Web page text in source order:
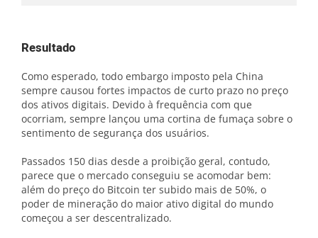
Resultado
Como esperado, todo embargo imposto pela China
sempre causou fortes impactos de curto prazo no preço
dos ativos digitais. Devido à frequência com que
ocorriam, sempre lançou uma cortina de fumaça sobre o
sentimento de segurança dos usuários.
Passados 150 dias desde a proibição geral, contudo,
parece que o mercado conseguiu se acomodar bem:
além do preço do Bitcoin ter subido mais de 50%, o
poder de mineração do maior ativo digital do mundo
começou a ser descentralizado.